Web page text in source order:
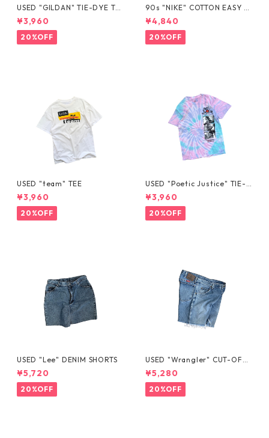
USED "GILDAN" TIE-DYE TE
E
¥3,960
20%OFF
90s "NIKE" COTTON EASY S
HORTS
¥4,840
20%OFF
USED "team" TEE
¥3,960
20%OFF
USED "Poetic Justice" TIE-D
YE TEE
¥3,960
20%OFF
USED "Lee" DENIM SHORTS
¥5,720
20%OFF
USED "Wrangler" CUT-OFF
DENIM SHORTS
¥5,280
20%OFF